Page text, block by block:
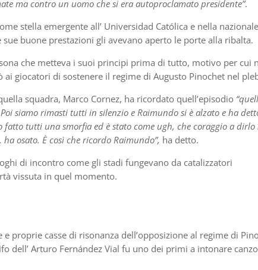
ma contro un uomo che si era autoproclamato presidente”.
stella emergente all’ Universidad Católica e nella
sue buone prestazioni gli avevano aperto le porte alla ribalta.
che metteva i suoi principi prima di tutto, motivo per cui
giocatori di sostenere il regime di Augusto Pinochet nel
squadra, Marco Cornez, ha ricordato quell’episodio
siamo rimasti tutti in silenzio e Raimundo si è alzato e ha
fatto tutti una smorfia ed è stato come ugh, che coraggio a
osato. È così che ricordo Raimundo”, ha detto.
di incontro come gli stadi fungevano da catalizzatori
vissuta in quel momento.
proprie casse di risonanza dell’opposizione al regime di
dell’ Arturo Fernández Vial fu uno dei primi a intonare